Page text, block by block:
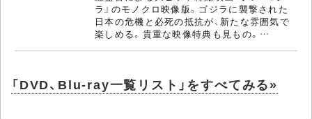
ラ』のモノクロ映像版。ゴジラに襲撃された
日本の危機と必死の抵抗が、新たな雰囲気で
楽しめる。貴重な映像特典も見もの。…
「DVD、Blu-ray一覧リスト」をすべてみる»